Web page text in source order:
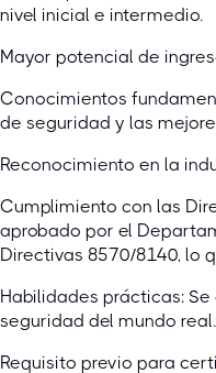
nivel inicial e intermedio.
Mayor potencial de
Conocimientos
de seguridad y las
Reconocimiento en la
Cumplimiento con las
aprobado por el
Directivas 8570/8140, lo
Habilidades prácticas:
seguridad del mundo real.
Requisito previo para